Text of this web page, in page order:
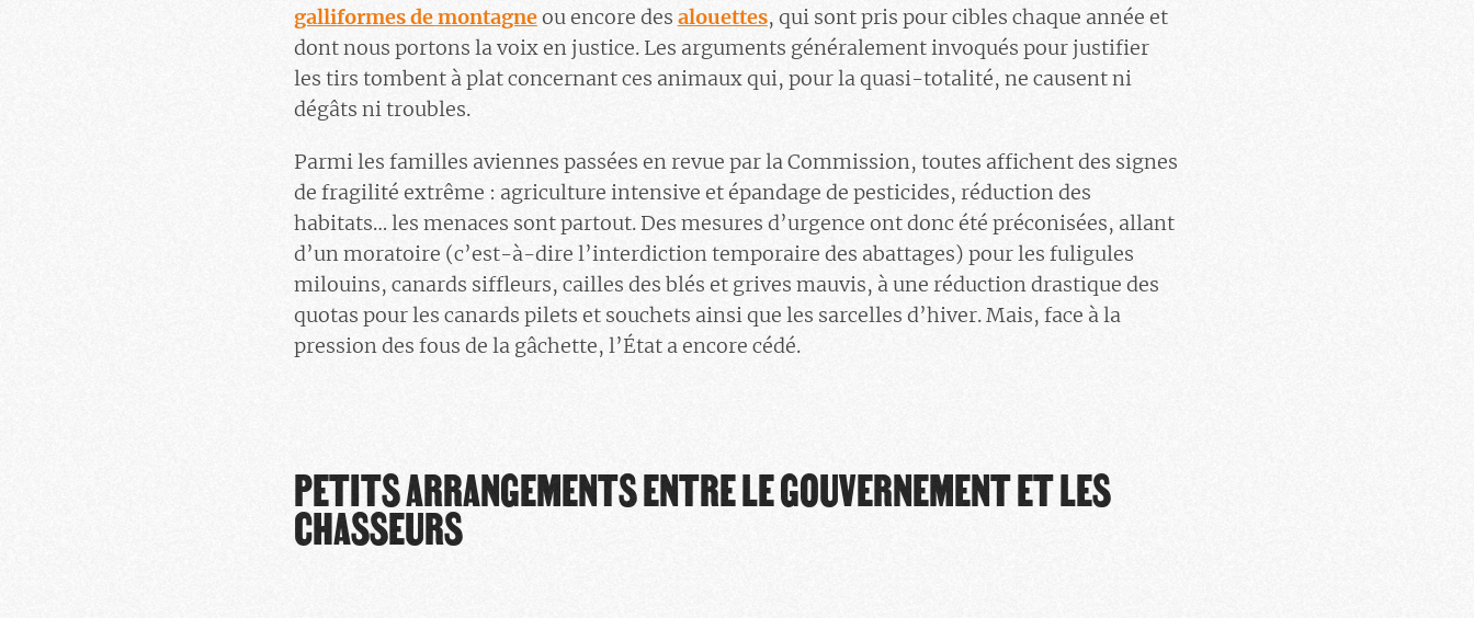
galliformes de montagneou encore des alouettes, qui sont pris pour cibles chaque année et
dont nous portons la voix en justice. Les arguments généralement invoqués pour justifier
les tirs tombent à plat concernant ces animaux qui, pour la quasi-totalité, ne causent ni
dégâts ni troubles.
Parmi les familles aviennes passées en revue par la Commission, toutes affichent des signes
de fragilité extrême : agriculture intensive et épandage de pesticides, réduction des
habitats… les menaces sont partout. Des mesures d’urgence ont donc été préconisées, allant
d’un moratoire (c’est-à-dire l’interdiction temporaire des abattages) pour les fuligules
milouins, canards siffleurs, cailles des blés et grives mauvis, à une réduction drastique des
quotas pour les canards pilets et souchets ainsi que les sarcelles d’hiver. Mais, face à la
pression des fous de la gâchette, l’État a encore cédé.
PETITS ARRANGEMENTS ENTRE LE GOUVERNEMENT ET LES
CHASSEURS